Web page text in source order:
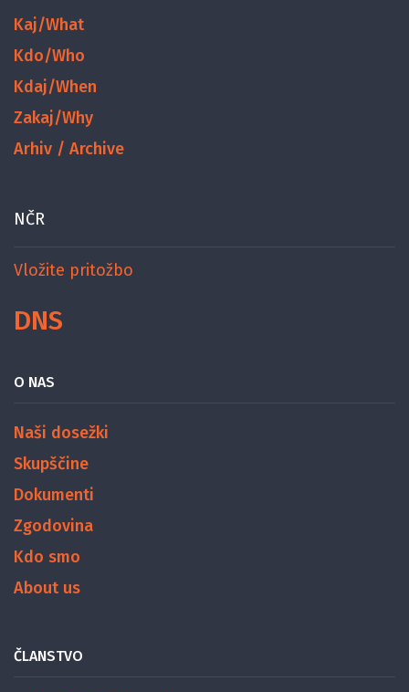
Kaj/What
Kdo/Who
Kdaj/When
Zakaj/Why
Arhiv / Archive
NČR
Vložite pritožbo
DNS
O NAS
Naši dosežki
Skupščine
Dokumenti
Zgodovina
Kdo smo
About us
ČLANSTVO